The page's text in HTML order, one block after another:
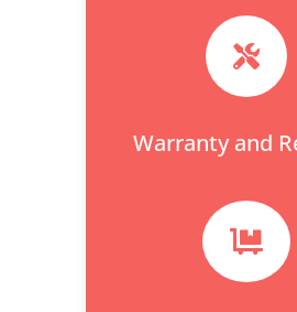

Warranty and
